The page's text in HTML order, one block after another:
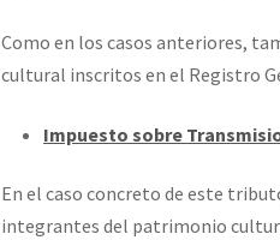
Como en los casos anteriores,
cultural inscritos en el Registro
Impuesto sobre
En el caso concreto de este
integrantes del patrimonio